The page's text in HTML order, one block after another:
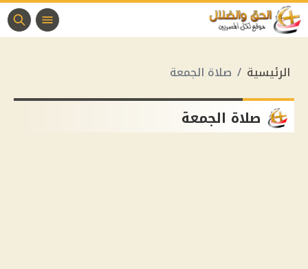
الرئيسية صلاة الجمعة
صلاة الجمعة